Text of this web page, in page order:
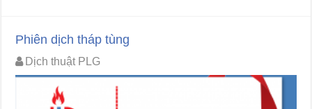
Phiên dịch tháp tùng
Dịch thuật PLG